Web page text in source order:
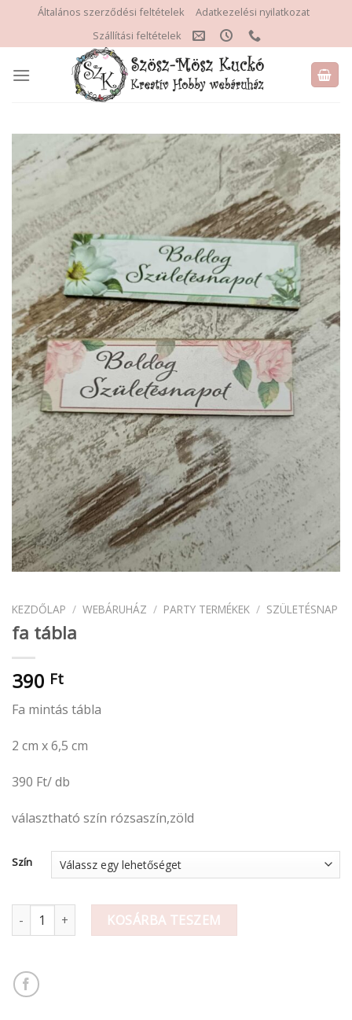
content
Általános szerződési feltételek
Adatkezelési nyilatkozat
Szállítási feltételek
KEZDŐLAP / WEBÁRUHÁZ / PARTY TERMÉKEK / SZÜLETÉSNAP
fa tábla
390 Ft
Fa mintás tábla
2 cm x 6,5 cm
390 Ft/ db
választható szín rózsaszín,zöld
Szín
fa tábla mennyiségKOSÁRBA TESZEM